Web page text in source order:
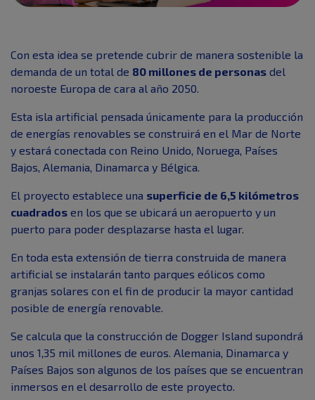
Con esta idea se pretende cubrir de manera sostenible la
demanda de un total de 80 millones de personas del
noroeste Europa de cara al año 2050.
Esta isla artificial pensada únicamente para la producción
de energías renovables se construirá en el Mar de Norte
y estará conectada con Reino Unido, Noruega, Países
Bajos, Alemania, Dinamarca y Bélgica.
El proyecto establece una superficie de 6,5 kilómetros
cuadrados en los que se ubicará un aeropuerto y un
puerto para poder desplazarse hasta el lugar.
En toda esta extensión de tierra construida de manera
artificial se instalarán tanto parques eólicos como
granjas solares con el fin de producir la mayor cantidad
posible de energía renovable.
Se calcula que la construcción de Dogger Island supondrá
unos 1,35 mil millones de euros. Alemania, Dinamarca y
Países Bajos son algunos de los países que se encuentran
inmersos en el desarrollo de este proyecto.